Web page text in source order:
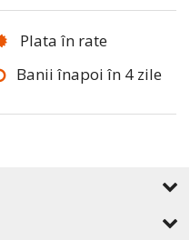
Plata în rate
Banii înapoi în 4 zile